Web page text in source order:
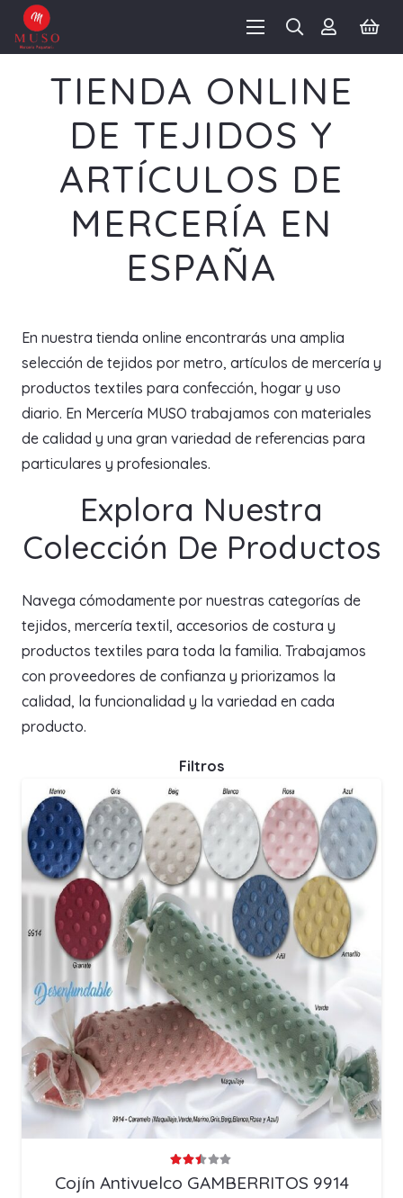
TIENDA ONLINE
DE TEJIDOS Y
ARTÍCULOS DE
MERCERÍA EN
ESPAÑA
En nuestra tienda online encontrarás una amplia
selección de tejidos por metro, artículos de mercería y
productos textiles para confección, hogar y uso
diario. En Mercería MUSO trabajamos con materiales
de calidad y una gran variedad de referencias para
particulares y profesionales.
Explora Nuestra
Colección De Productos
Navega cómodamente por nuestras categorías de
tejidos, mercería textil, accesorios de costura y
productos textiles para toda la familia. Trabajamos
con proveedores de confianza y priorizamos la
calidad, la funcionalidad y la variedad en cada
producto.
Filtros
Cojín Antivuelco GAMBERRITOS 9914